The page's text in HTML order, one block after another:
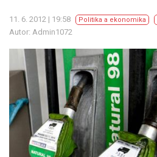
11. 6. 2012 | 19:58 Politika a ekonomika
Autor: Admin1072